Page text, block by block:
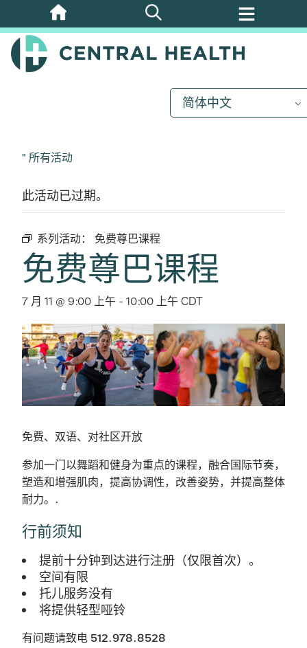
跳
至
主
简体中文
" 所有活动
此活动已过期。
系列活动： 免费尊巴课程
免费尊巴课程
7 月 11 @ 9:00 上午 - 10:00 上午CDT
免费、双语、对社区开放
参加一门以舞蹈和健身为重点的课程，融合国际节奏，
塑造和增强肌肉，提高协调性，改善姿势，并提高整体
耐力。.
行前须知
提前十分钟到达进行注册（仅限首次）。
空间有限
托儿服务没有
将提供轻型哑铃
有问题请致电 512.978.8528